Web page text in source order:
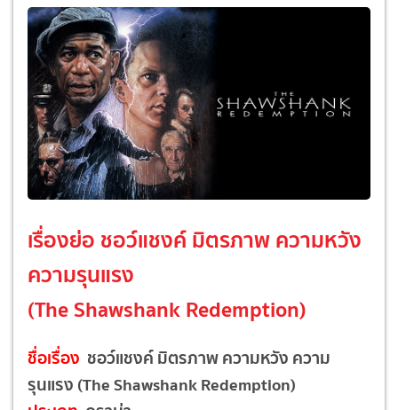
เรื่องย่อ ชอว์แชงค์ มิตรภาพ ความหวัง
ความรุนแรง
(The Shawshank Redemption)
ชื่อเรื่อง ชอว์แชงค์ มิตรภาพ ความหวัง ความ
รุนแรง (The Shawshank Redemption)